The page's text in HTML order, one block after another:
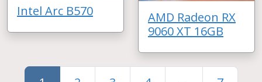
Intel Arc B570
AMD Radeon RX
9060 XT 16GB